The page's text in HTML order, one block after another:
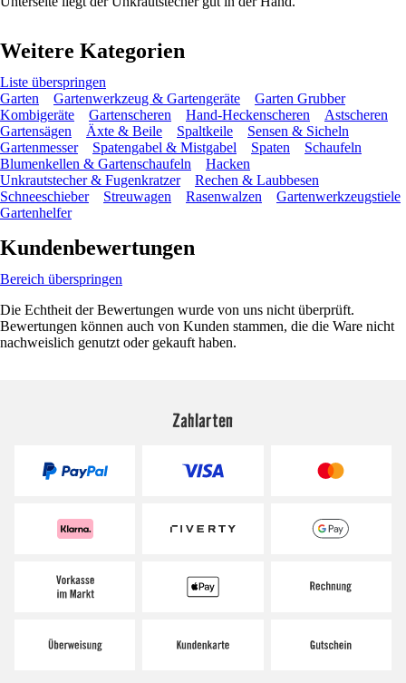
Weitere Kategorien
Liste überspringen
Garten
Gartenwerkzeug & Gartengeräte
Garten Grubber
Kombigeräte
Gartenscheren Hand-Heckenscheren
Astscheren
Gartensägen
Äxte & Beile Spaltkeile
Sensen & Sicheln
Gartenmesser
Spatengabel & Mistgabel Spaten
Schaufeln
Blumenkellen & Gartenschaufeln
Hacken
Unkrautstecher & Fugenkratzer
Rechen & Laubbesen
Schneeschieber
Streuwagen Rasenwalzen
Gartenwerkzeugstiele
Gartenhelfer
Kundenbewertungen
Bereich überspringen
Die Echtheit der Bewertungen wurde von uns nicht überprüft.
Bewertungen können auch von Kunden stammen, die die Ware nicht
nachweislich genutzt oder gekauft haben.
Zahlarten